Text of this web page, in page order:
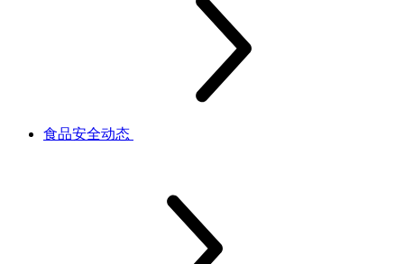
食品安全动态